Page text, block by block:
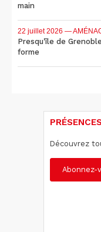
main
22 juillet 2026 —
Presqu'île de
forme
PRÉSENCES
Découvrez
Abonnez-